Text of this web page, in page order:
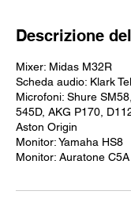
Descrizione
Mixer: Midas M32R
Scheda audio: Klark
Microfoni: Shure
545D, AKG P170,
Aston Origin
Monitor: Yamaha HS8
Monitor: Auratone C5A